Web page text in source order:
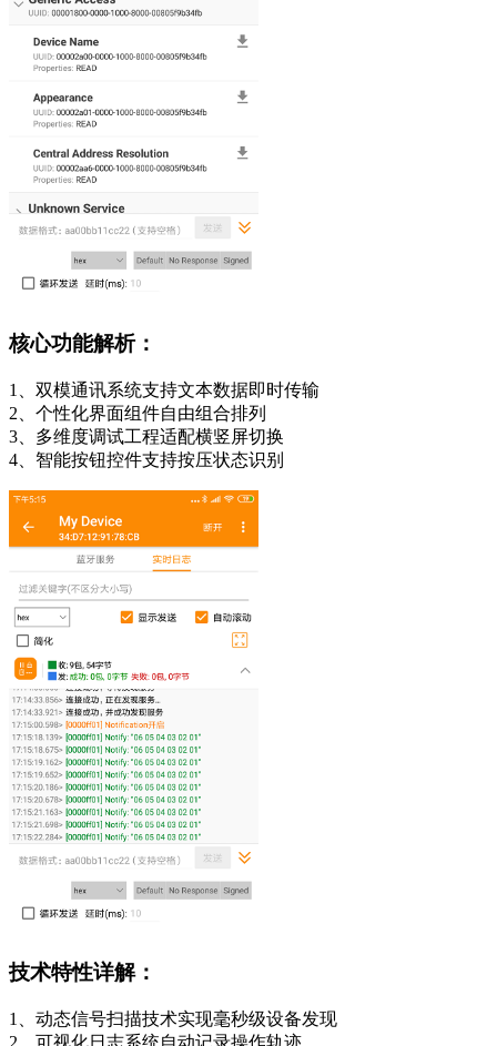
核心功能解析：
1、双模通讯系统支持文本数据即时传输
2、个性化界面组件自由组合排列
3、多维度调试工程适配横竖屏切换
4、智能按钮控件支持按压状态识别
技术特性详解：
1、动态信号扫描技术实现毫秒级设备发现